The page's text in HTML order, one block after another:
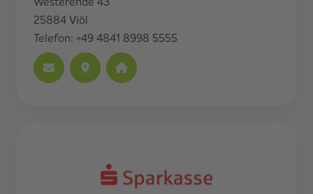
25884 Viöl
Telefon: +49 4841 8998 5555